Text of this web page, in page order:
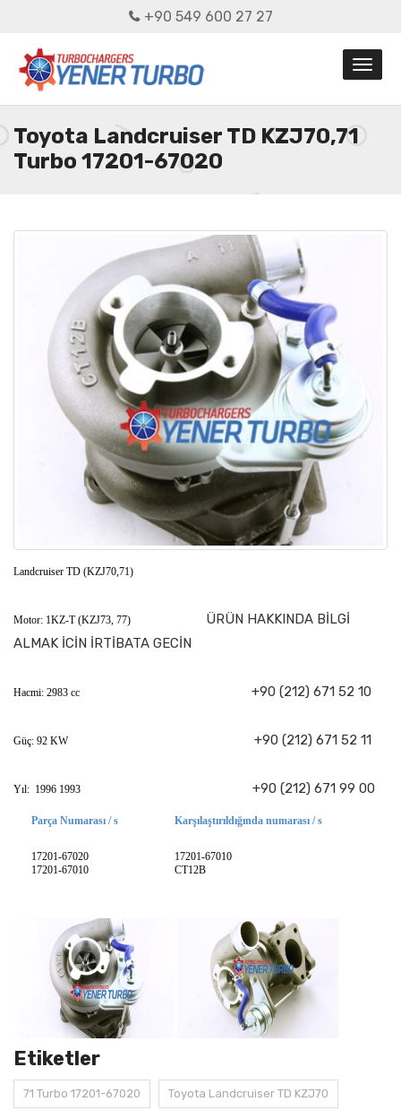
+90 549 600 27 27
Toyota Landcruiser TD KZJ70,71
Turbo 17201-67020
Landcruiser TD (KZJ70,71)
Motor: 1KZ-T (KZJ73, 77) ÜRÜN HAKKINDA BİLGİ
ALMAK İCİN İRTİBATA GECİN
Hacmi: 2983 cc +90 (212) 671 52 10
Güç: 92 KW +90 (212) 671 52 11
Yıl: 1996 1993 +90 (212) 671 99 00
Parça Numarası / s
17201-67020
17201-67010
Karşılaştırıldığında numarası / s
17201-67010
CT12B
Etiketler
71 Turbo 17201-67020 Toyota Landcruiser TD KZJ70